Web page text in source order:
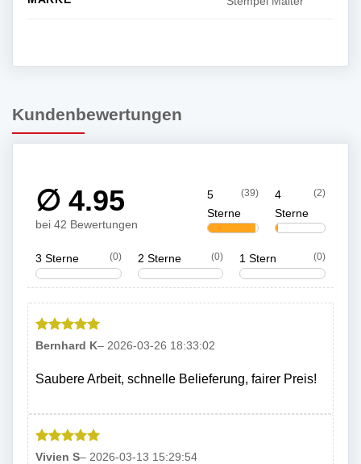
Kundenbewertungen
∅ 4.95
bei 42 Bewertungen
5
Sterne
(39)
4
Sterne
(2)
3 Sterne (0) 2 Sterne (0) 1 Stern (0)
Bewertet
Bernhard K– 2026-03-26 18:33:02
Saubere Arbeit, schnelle Belieferung, fairer Preis!
Bewertet
Vivien S– 2026-03-13 15:29:54